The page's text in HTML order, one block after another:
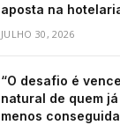
aposta na
JULHO 30, 2026
“O desafio é
natural de quem
menos